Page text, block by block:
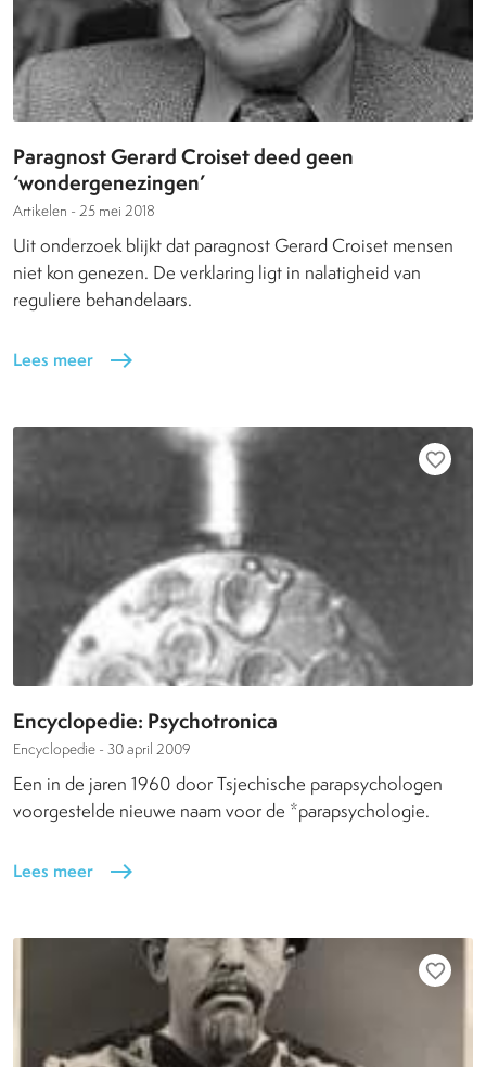
Paragnost Gerard Croiset deed geen
‘wondergenezingen’
Artikelen - 25 mei 2018
Uit onderzoek blijkt dat paragnost Gerard Croiset mensen
niet kon genezen. De verklaring ligt in nalatigheid van
reguliere behandelaars.
Lees meer east
favorite_border
Encyclopedie: Psychotronica
Encyclopedie - 30 april 2009
Een in de jaren 1960 door Tsjechische parapsychologen
voorgestelde nieuwe naam voor de *parapsychologie.
Lees meer east
favorite_border